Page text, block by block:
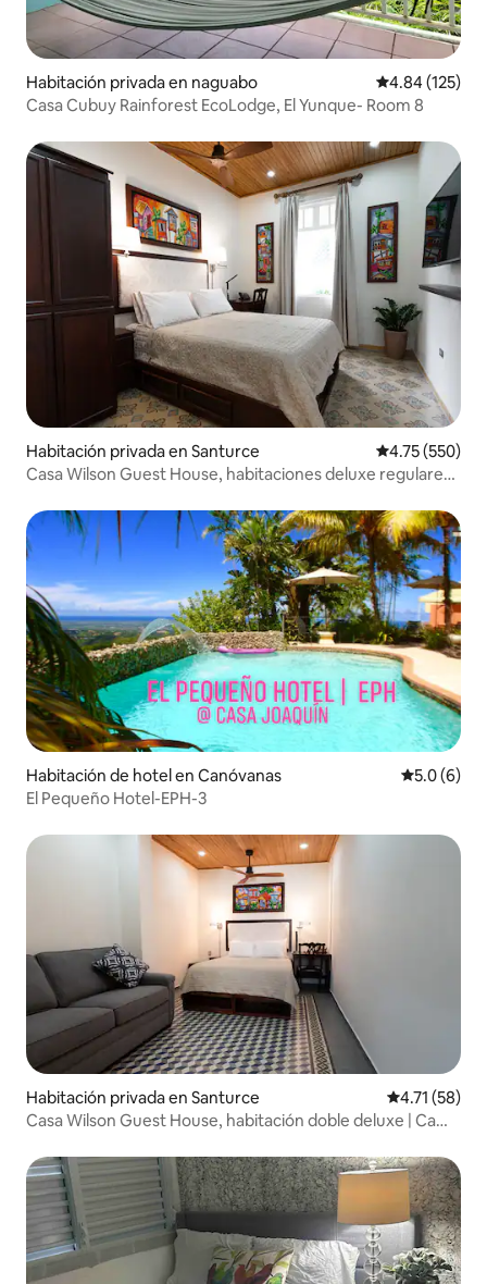
Habitación privada en naguabo Calificación
4.84 (125)
Casa Cubuy Rainforest EcoLodge, El Yunque- Room 8
Habitación privada en Santurce Calificación
4.75 (550)
Casa Wilson Guest House, habitaciones deluxe regulares |
Habitación de hotel en Canóvanas
5.0 (6)
El Pequeño Hotel-EPH-3
Habitación privada en Santurce Calificación
4.71 (58)
Casa Wilson Guest House, habitación doble deluxe | Cama